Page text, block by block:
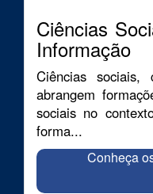
Ciências
Informação
Ciências sociais,
abrangem
sociais no
forma...
Conheça